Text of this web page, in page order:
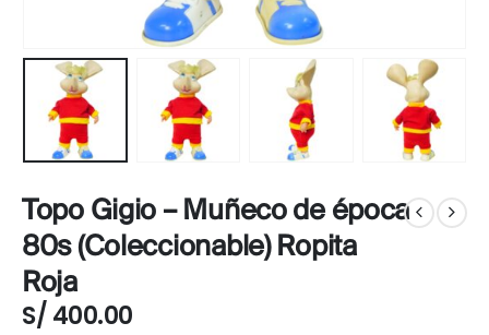
Topo Gigio – Muñeco de época
80s (Coleccionable) Ropita
Roja
S/ 400.00